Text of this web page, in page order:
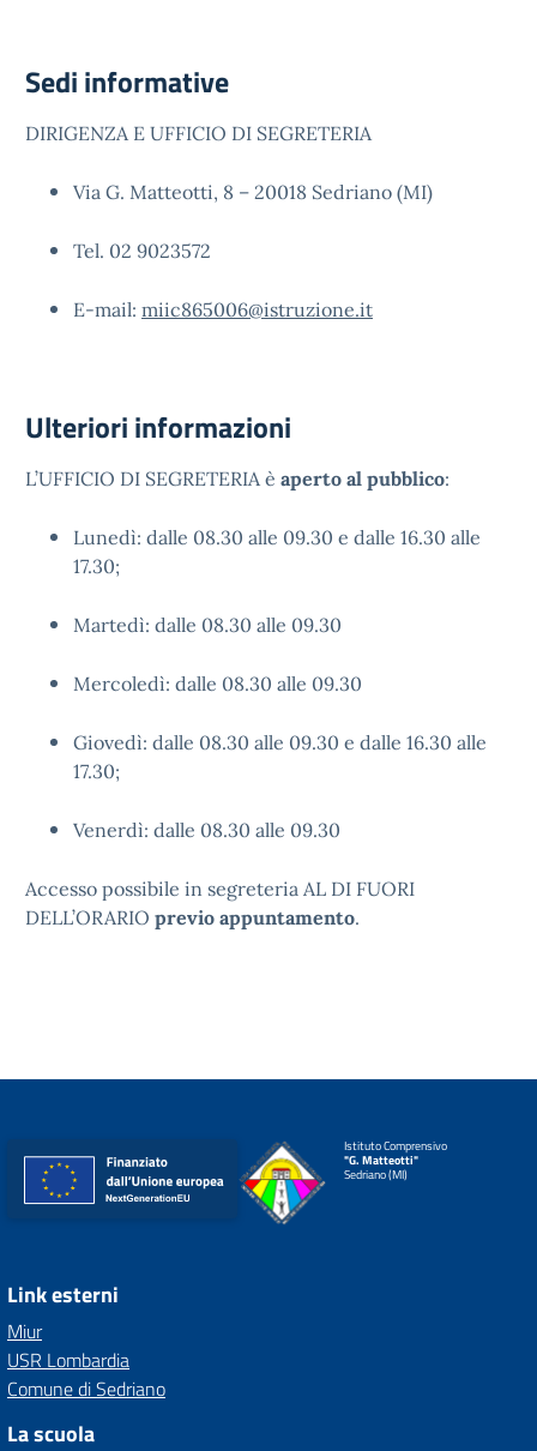
Sedi informative
DIRIGENZA E UFFICIO DI SEGRETERIA
Via G. Matteotti, 8 – 20018 Sedriano (MI)
Tel. 02 9023572
E-mail: miic865006@istruzione.it
Ulteriori informazioni
L’UFFICIO DI SEGRETERIA è aperto al pubblico:
Lunedì: dalle 08.30 alle 09.30 e dalle 16.30 alle
17.30;
Martedì: dalle 08.30 alle 09.30
Mercoledì: dalle 08.30 alle 09.30
Giovedì: dalle 08.30 alle 09.30 e dalle 16.30 alle
17.30;
Venerdì: dalle 08.30 alle 09.30
Accesso possibile in segreteria AL DI FUORI
DELL’ORARIO previo appuntamento.
Istituto Comprensivo
"G. Matteotti"
Sedriano (MI)
Link esterni
Miur
USR Lombardia
Comune di Sedriano
La scuola